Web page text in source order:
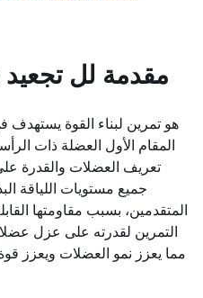
مقدمة لل
المقام الأول العضلة ذات
تعريف العضلات والقدرة
جميع مستويات اللياقة
المتقدمين، بسبب مقاومتها
التمرين لقدرته على عزل
مما يعزز نمو العضلات ويعزز